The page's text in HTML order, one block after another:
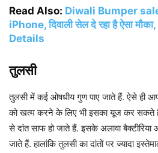
Read Also: Diwali Bumper
iPhone, दिवाली सेल दे रहा है ऐसा
Details
तुलसी
तुलसी में कई ओषधीय गुण पाए जाते हैं. ऐसे ही
को खत्म करने के लिए भी इसका यूज कर सकते
से दांत साफ हो जाते हैं. इसके अलावा
जाते हैं. हालांकि तुलसी का दांतों पर ज्यादा